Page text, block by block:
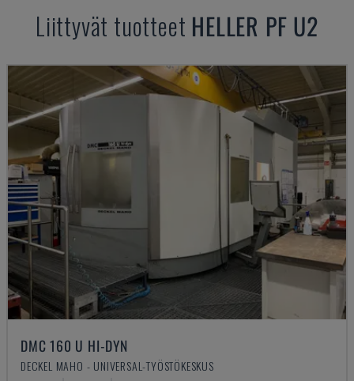
Liittyvät tuotteet HELLER PF U2
DMC 160 U HI-DYN
DECKEL MAHO - UNIVERSAL-TYÖSTÖKESKUS